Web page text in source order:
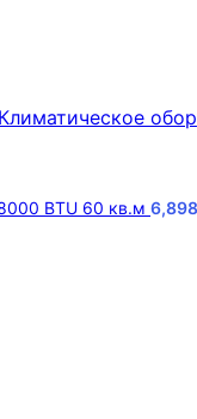
Климатическое
BTU 60 кв.м 6,898